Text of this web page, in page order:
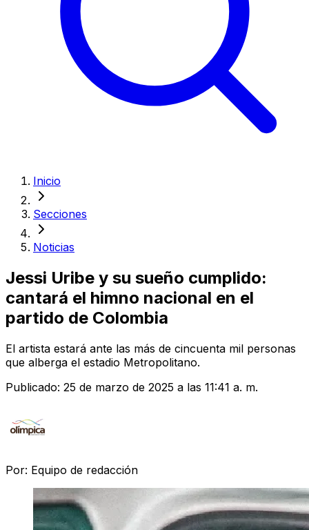
Inicio
Secciones
Noticias
Jessi Uribe y su sueño cumplido:
cantará el himno nacional en el
partido de Colombia
El artista estará ante las más de cincuenta mil personas
que alberga el estadio Metropolitano.
Publicado: 25 de marzo de 2025 a las 11:41 a. m.
Por: Equipo de redacción